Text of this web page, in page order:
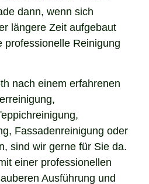
dann, wenn sich
längere Zeit aufgebaut
professionelle Reinigung
nach einem erfahrenen
Fassadenreinigung oder
sind wir gerne für Sie da.
einer professionellen
Ausführung und